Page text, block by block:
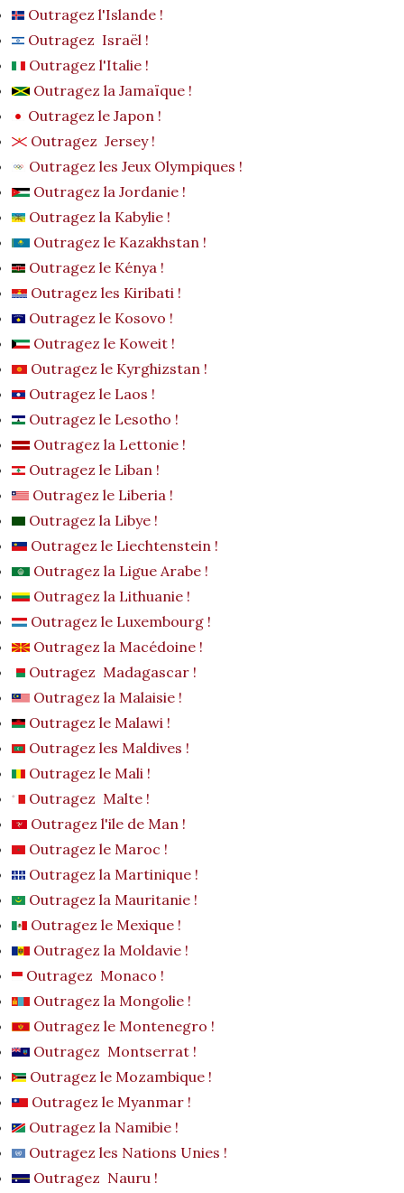
Outragez l'Islande !
Outragez Israël !
Outragez l'Italie !
Outragez la Jamaïque !
Outragez le Japon !
Outragez Jersey !
Outragez les Jeux Olympiques !
Outragez la Jordanie !
Outragez la Kabylie !
Outragez le Kazakhstan !
Outragez le Kénya !
Outragez les Kiribati !
Outragez le Kosovo !
Outragez le Koweit !
Outragez le Kyrghizstan !
Outragez le Laos !
Outragez le Lesotho !
Outragez la Lettonie !
Outragez le Liban !
Outragez le Liberia !
Outragez la Libye !
Outragez le Liechtenstein !
Outragez la Ligue Arabe !
Outragez la Lithuanie !
Outragez le Luxembourg !
Outragez la Macédoine !
Outragez Madagascar !
Outragez la Malaisie !
Outragez le Malawi !
Outragez les Maldives !
Outragez le Mali !
Outragez Malte !
Outragez l'ile de Man !
Outragez le Maroc !
Outragez la Martinique !
Outragez la Mauritanie !
Outragez le Mexique !
Outragez la Moldavie !
Outragez Monaco !
Outragez la Mongolie !
Outragez le Montenegro !
Outragez Montserrat !
Outragez le Mozambique !
Outragez le Myanmar !
Outragez la Namibie !
Outragez les Nations Unies !
Outragez Nauru !